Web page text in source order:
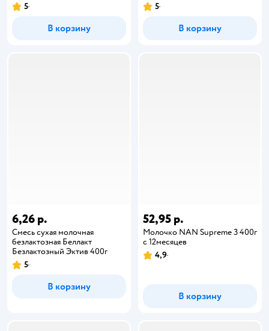
5
В корзину
5
В корзину
6,26 р.
Смесь сухая молочная
безлактозная Беллакт
Безлактозный Эктив 400г
5
В корзину
52,95 р.
Молочко NAN Supreme 3 400г
с 12месяцев
4,9
В корзину